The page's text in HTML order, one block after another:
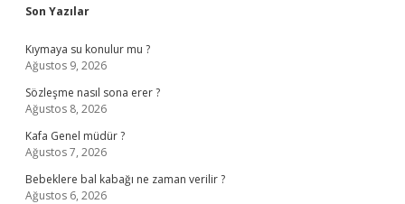
Sidebar
Son Yazılar
Kıymaya su konulur mu ?
Ağustos 9, 2026
Sözleşme nasıl sona erer ?
Ağustos 8, 2026
Kafa Genel müdür ?
Ağustos 7, 2026
Bebeklere bal kabağı ne zaman verilir ?
Ağustos 6, 2026